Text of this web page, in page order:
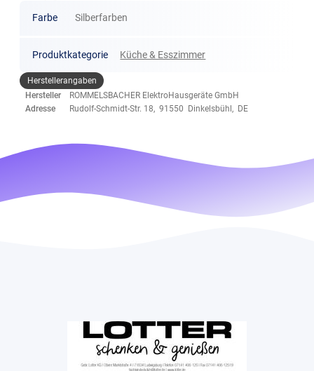
Farbe Silberfarben
Produktkategorie Küche & Esszimmer
Herstellerangaben
Hersteller
ROMMELSBACHER ElektroHausgeräte GmbH
Adresse
Rudolf-Schmidt-Str. 18, 91550 Dinkelsbühl, DE